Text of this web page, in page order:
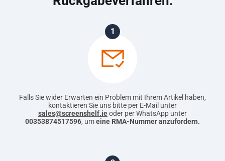
1
Falls Sie wider Erwarten ein Problem mit Ihrem Artikel haben,
kontaktieren Sie uns bitte per E-Mail unter
sales@screenshelf.ieoder per WhatsApp unter
00353874517596, umeine RMA-Nummer anzufordern.